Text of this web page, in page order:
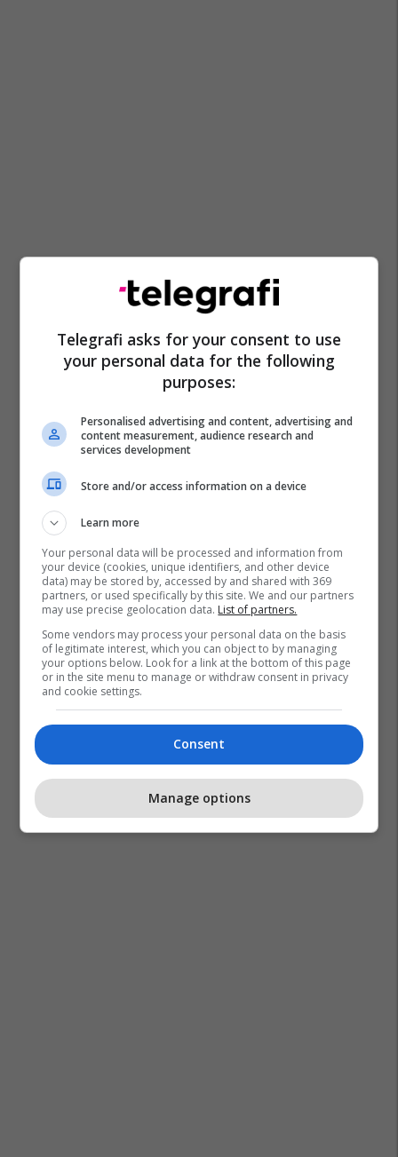
Telegrafi asks for your consent to use
your personal data for the following
purposes:
Personalised advertising and content, advertising and
content measurement, audience research and
services development
Store and/or access information on a device
Learn more
Your personal data will be processed and information from
your device (cookies, unique identifiers, and other device
data) may be stored by, accessed by and shared with 369
partners, or used specifically by this site. We and our partners
may use precise geolocation data. List of partners.
Some vendors may process your personal data on the basis
of legitimate interest, which you can object to by managing
your options below. Look for a link at the bottom of this page
or in the site menu to manage or withdraw consent in privacy
and cookie settings.
Consent
Manage options